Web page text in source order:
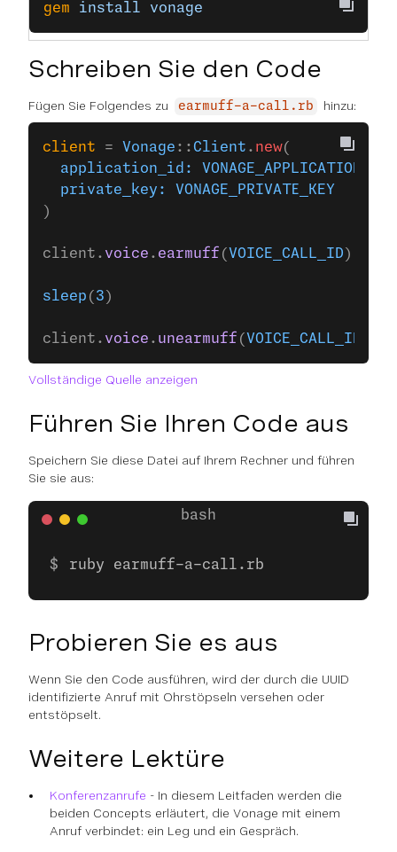
gem install vonage
Schreiben Sie den Code
Fügen Sie Folgendes zu earmuff-a-call.rb hinzu:
client = Vonage ::Client . new(
  application_id:
VONAGE_APPLICATION_ID
  private_key:
VONAGE_PRIVATE_KEY
)
client. voice . earmuff ( VOICE_CALL_ID )
sleep ( 3 )
client. voice . unearmuff ( VOICE_CALL_ID
Vollständige Quelle anzeigen
Führen Sie Ihren Code aus
Speichern Sie diese Datei auf Ihrem Rechner und führen
Sie sie aus:
ruby earmuff-a-call.rb
Probieren Sie es aus
Wenn Sie den Code ausführen, wird der durch die UUID
identifizierte Anruf mit Ohrstöpseln versehen oder
entstöpselt.
Weitere Lektüre
Konferenzanrufe - In diesem Leitfaden werden die
beiden Concepts erläutert, die Vonage mit einem
Anruf verbindet: ein Leg und ein Gespräch.